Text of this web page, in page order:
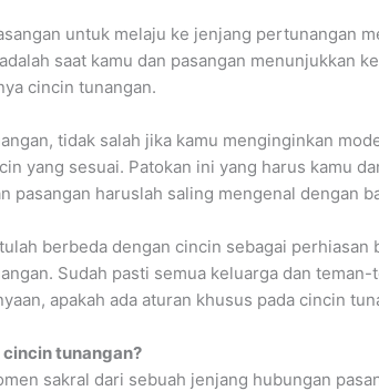
untuk melaju ke jenjang pertunangan
saat kamu dan pasangan menunjukkan
cincin tunangan.
tidak salah jika kamu menginginkan
yang sesuai. Patokan ini yang harus kamu
pasangan haruslah saling mengenal dengan
berbeda dengan cincin sebagai
Sudah pasti semua keluarga dan
apakah ada aturan khusus pada cincin
tunangan?
sakral dari sebuah jenjang hubungan